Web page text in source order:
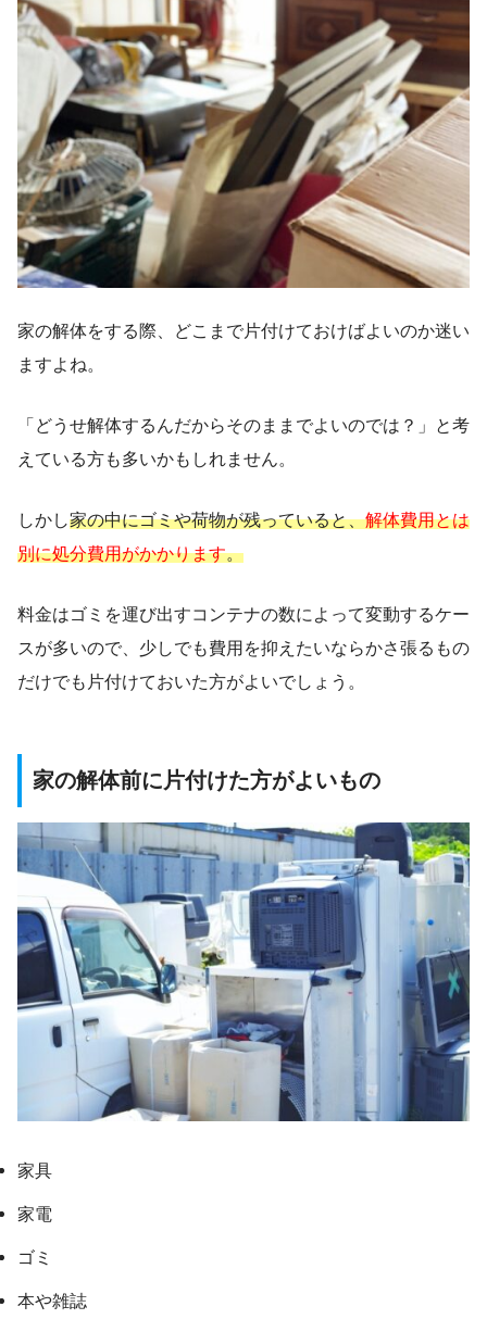
家の解体をする際、どこまで片付けておけばよいのか迷い
ますよね。
「どうせ解体するんだからそのままでよいのでは？」と考
えている方も多いかもしれません。
しかし家の中にゴミや荷物が残っていると、解体費用とは
別に処分費用がかかります。
料金はゴミを運び出すコンテナの数によって変動するケー
スが多いので、少しでも費用を抑えたいならかさ張るもの
だけでも片付けておいた方がよいでしょう。
家の解体前に片付けた方がよいもの
家具
家電
ゴミ
本や雑誌